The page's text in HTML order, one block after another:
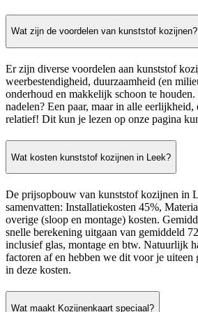
Wat zijn de voordelen van kunststof kozijnen?
Er zijn diverse voordelen aan kunststof
weerbestendigheid, duurzaamheid (en
onderhoud en makkelijk schoon te
nadelen? Een paar, maar in alle eerlijkheid,
relatief! Dit kun je lezen op onze pagina
Wat kosten kunststof kozijnen in Leek?
De prijsopbouw van kunststof kozijnen in
samenvatten: Installatiekosten 45%,
overige (sloop en montage) kosten.
snelle berekening uitgaan van gemiddeld
inclusief glas, montage en btw. Natuurlijk
factoren af en hebben we dit voor je uiteen
in deze kosten.
Wat maakt Kozijnenkaart speciaal?